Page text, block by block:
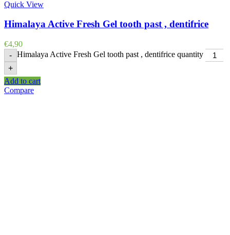
Quick View
Himalaya Active Fresh Gel tooth past , dentifrice
€4,90
- Himalaya Active Fresh Gel tooth past , dentifrice quantity
+
Add to cart
Compare